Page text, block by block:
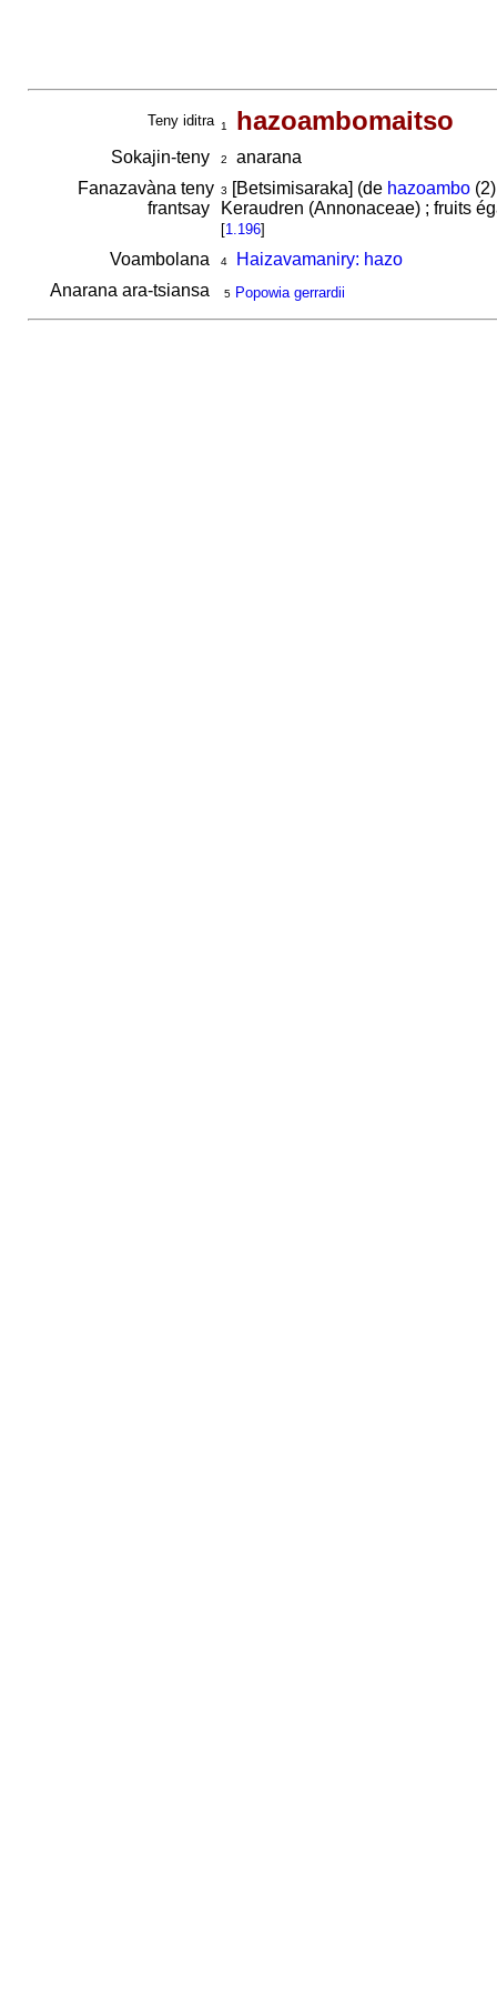
Teny iditra 1 hazoambomaitso
Sokajin-teny 2
anarana
Fanazavàna teny
frantsay
3 [Betsimisaraka] (de hazoambo
Keraudren (Annonaceae) ; fruits
[1.196]
Voambolana 4
Haizavamaniry: hazo
Anarana ara-tsiansa
5 Popowia gerrardii